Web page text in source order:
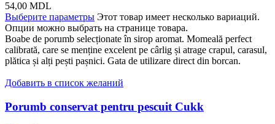
54,00 MDL
Выберите параметры Этот товар имеет несколько вариаций.
Опции можно выбрать на странице товара.
Boabe de porumb selecționate în sirop aromat. Momeală perfect
calibrată, care se menține excelent pe cârlig și atrage crapul, carasul,
plătica și alți pești pașnici. Gata de utilizare direct din borcan.
Добавить в список желаний
Porumb conservat pentru pescuit Cukk